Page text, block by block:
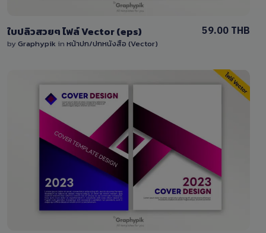
ใบปลิวสวยๆ ไฟล์ Vector (eps)
by Graphypik in หน้าปก/ปกหนังสือ (Vector)
59.00 THB
View Details
0 Sale